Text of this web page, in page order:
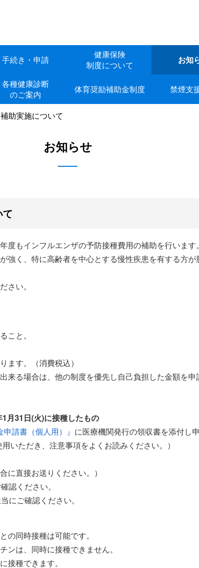
手続き・申請
健康保険
制度について
お知
各種健康診断
のご案内
体育奨励補助金制度 禁煙支
助実施について
お知らせ
もインフルエンザの予防接種費用の補助を行います。
強く、特に高齢者を中心とする慢性疾患を有する方
さい。
こと。
ます。（消費税込）
来る場合は、他の制度を優先し自己負担した金額を申
月31日(火)に接種したもの
請書（個人用）』 に医療機関発行の領収書を添付し
いただき、注意事項をよくお読みください。）
に直接お送りください。）
認ください。
にご確認ください。
の同時接種は可能です。
ンは、同時に接種できません。
接種できます。